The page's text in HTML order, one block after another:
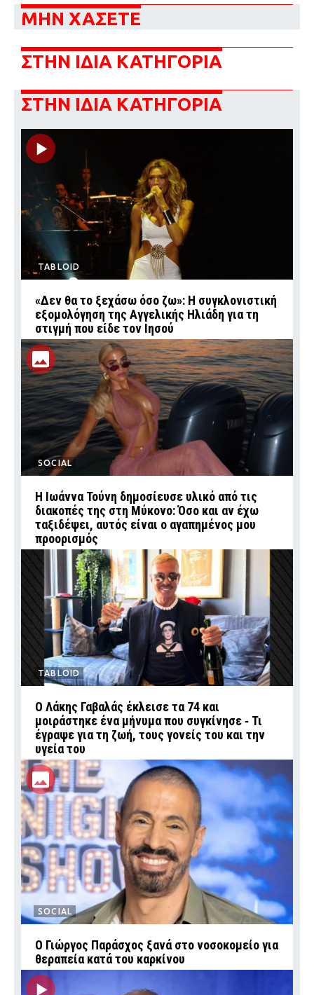
ΜΗΝ ΧΑΣΕΤΕ
ΣΤΗΝ ΙΔΙΑ ΚΑΤΗΓΟΡΙΑ
ΣΤΗΝ ΙΔΙΑ ΚΑΤΗΓΟΡΙΑ
TABLOID
«Δεν θα το ξεχάσω όσο ζω»: Η συγκλονιστική
εξομολόγηση της Αγγελικής Ηλιάδη για τη
στιγμή που είδε τον Ιησού
SOCIAL
Η Ιωάννα Τούνη δημοσίευσε υλικό από τις
διακοπές της στη Μύκονο: Όσο και αν έχω
ταξιδέψει, αυτός είναι ο αγαπημένος μου
προορισμός
TABLOID
Ο Λάκης Γαβαλάς έκλεισε τα 74 και
μοιράστηκε ένα μήνυμα που συγκίνησε ‑ Τι
έγραψε για τη ζωή, τους γονείς του και την
υγεία του
SOCIAL
O Γιώργος Παράσχος ξανά στο νοσοκομείο για
θεραπεία κατά του καρκίνου